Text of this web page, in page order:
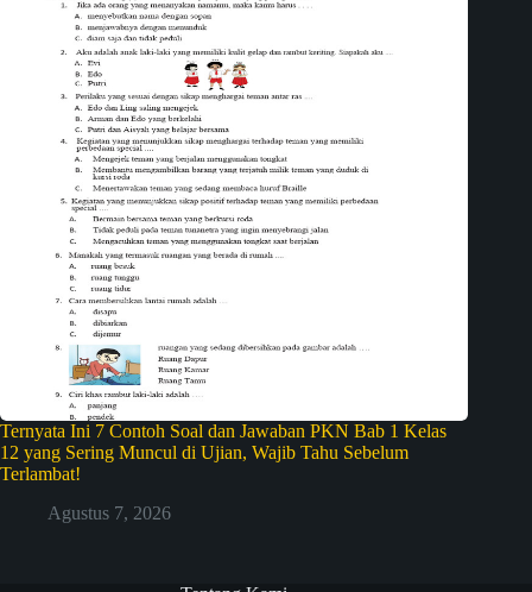
Ternyata Ini 7 Contoh Soal dan Jawaban PKN Bab 1 Kelas
12 yang Sering Muncul di Ujian, Wajib Tahu Sebelum
Terlambat!
Agustus 7, 2026